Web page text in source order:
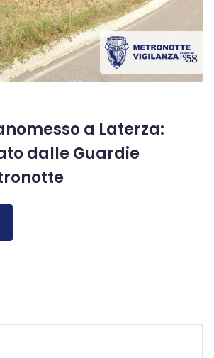
a Laterza:
dalle Guardie